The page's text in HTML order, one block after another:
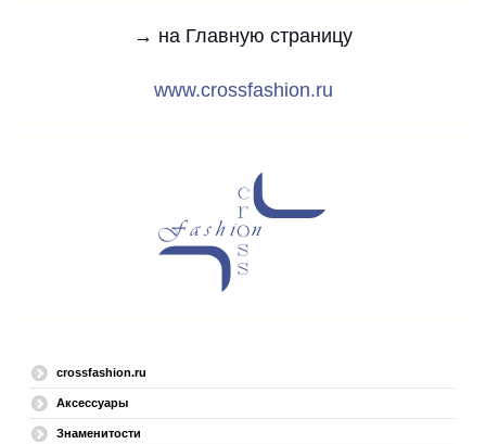
→ на Главную страницу
www.crossfashion.ru
crossfashion.ru
Аксессуары
Знаменитости